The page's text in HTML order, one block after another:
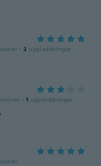
· 2 uppladdningar
· 1 uppladdningar